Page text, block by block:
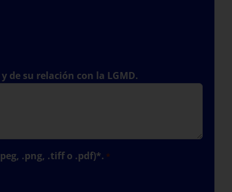
de su relación con la LGMD.
.png, .tiff o .pdf)*. *